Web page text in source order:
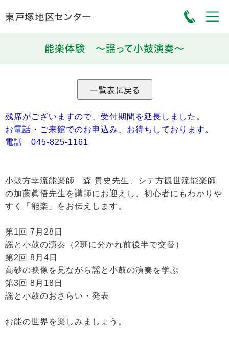
能楽体験 ～謡って小鼓演奏～
残席がございますので、受付期間を延長しました。
お電話・ご来館でのお申込み、お待ちしております。
電話 045-825-1161
小鼓方幸流能楽師 森 貴史先生、シテ方観世流能楽師
の加藤眞悟先生を講師にお迎えし、初心者にもわかりや
すく「能楽」をお伝えします。
第1回 7月28日
謡と小鼓の演奏（2班に分かれ前後半で交替）
第2回 8月4日
高砂の映像を見ながら謡と小鼓の演奏を学ぶ
第3回 8月18日
謡と小鼓のおさらい・発表
お能の世界を楽しみましょう。